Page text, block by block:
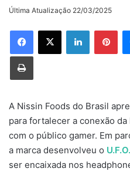
on
Última Atualização 22/03/2025
Linkedin
Imprimir
A Nissin Foods do Brasil
para fortalecer a conexão da
com o público gamer. Em
a marca desenvolveu o
ser encaixada nos